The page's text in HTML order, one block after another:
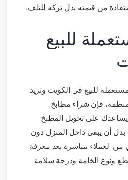
من قيمته بدل تركه للتلف.
للبيع
للبيع في الكويت وتريد
فإن شراء مطابخ
على تحويل المطبخ
بدل أن يبقى داخل المنزل دون
العملاء مباشرة بعد معرفة
ونوع الخامة ودرجة سلامة